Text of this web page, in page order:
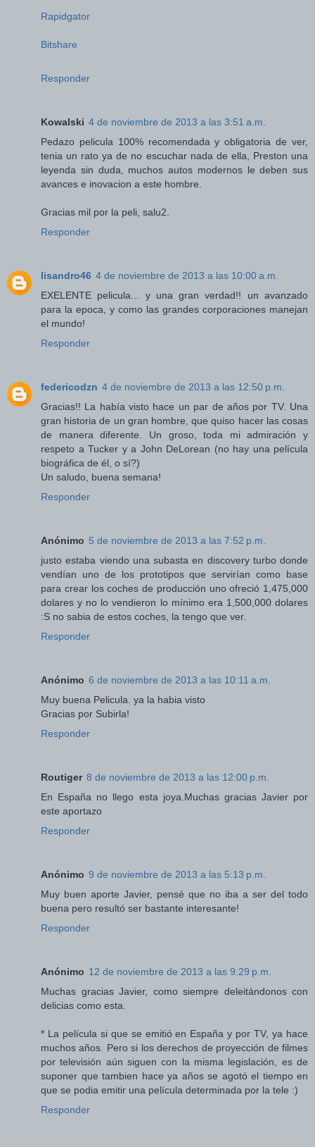
Rapidgator
Bitshare
Responder
Kowalski 4 de noviembre de 2013 a las 3:51 a.m.
Pedazo pelicula 100% recomendada y obligatoria de ver,
tenia un rato ya de no escuchar nada de ella, Preston una
leyenda sin duda, muchos autos modernos le deben sus
avances e inovacion a este hombre.
Gracias mil por la peli, salu2.
Responder
lisandro46 4 de noviembre de 2013 a las 10:00 a.m.
EXELENTE pelicula... y una gran verdad!! un avanzado
para la epoca, y como las grandes corporaciones manejan
el mundo!
Responder
federicodzn 4 de noviembre de 2013 a las 12:50 p.m.
Gracias!! La había visto hace un par de años por TV. Una
gran historia de un gran hombre, que quiso hacer las cosas
de manera diferente. Un groso, toda mi admiración y
respeto a Tucker y a John DeLorean (no hay una película
biográfica de él, o sí?)
Un saludo, buena semana!
Responder
Anónimo 5 de noviembre de 2013 a las 7:52 p.m.
justo estaba viendo una subasta en discovery turbo donde
vendían uno de los prototipos que servirían como base
para crear los coches de producción uno ofreció 1,475,000
dolares y no lo vendieron lo mínimo era 1,500,000 dolares
:S no sabia de estos coches, la tengo que ver.
Responder
Anónimo 6 de noviembre de 2013 a las 10:11 a.m.
Muy buena Pelicula. ya la habia visto
Gracias por Subirla!
Responder
Routiger 8 de noviembre de 2013 a las 12:00 p.m.
En España no llego esta joya.Muchas gracias Javier por
este aportazo
Responder
Anónimo 9 de noviembre de 2013 a las 5:13 p.m.
Muy buen aporte Javier, pensé que no iba a ser del todo
buena pero resultó ser bastante interesante!
Responder
Anónimo 12 de noviembre de 2013 a las 9:29 p.m.
Muchas gracias Javier, como siempre deleitándonos con
delicias como esta.
* La película si que se emitió en España y por TV, ya hace
muchos años. Pero si los derechos de proyección de filmes
por televisión aún siguen con la misma legislación, es de
suponer que tambien hace ya años se agotó el tiempo en
que se podia emitir una película determinada por la tele :)
Responder